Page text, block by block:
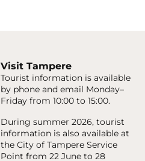
Visit Tampere
Tourist information is available
by phone and email Monday–
Friday from 10:00 to 15:00.
During summer 2026, tourist
information is also available at
the City of Tampere Service
Point from 22 June to 28